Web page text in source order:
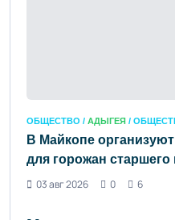
ОБЩЕСТВО / АДЫГЕЯ /
В Майкопе
для горожан старшего
03 авг 2026
0 6